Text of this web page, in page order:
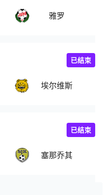
雅罗
埃尔维斯
已结束
塞那乔其
已结束